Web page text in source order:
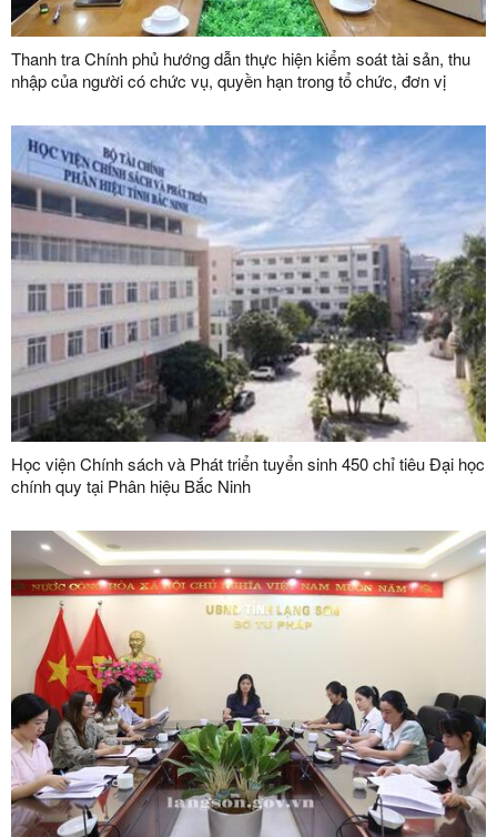
Thanh tra Chính phủ hướng dẫn thực hiện kiểm soát tài sản, thu
nhập của người có chức vụ, quyền hạn trong tổ chức, đơn vị
Học viện Chính sách và Phát triển tuyển sinh 450 chỉ tiêu Đại học
chính quy tại Phân hiệu Bắc Ninh